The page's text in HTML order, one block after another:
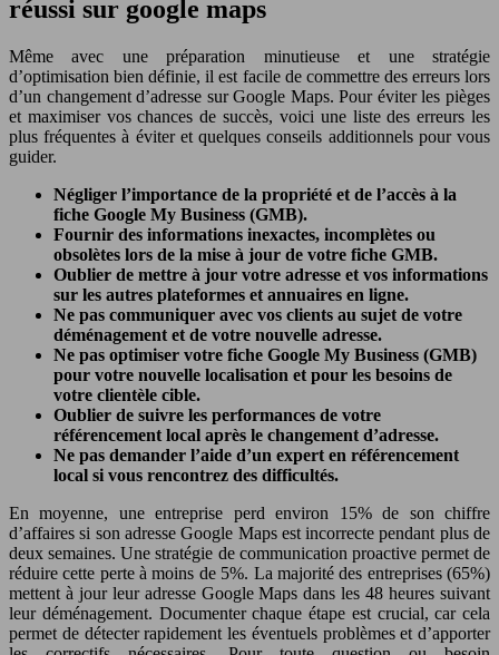
réussi sur google maps
Même avec une préparation minutieuse et une stratégie
d’optimisation bien définie, il est facile de commettre des erreurs lors
d’un changement d’adresse sur Google Maps. Pour éviter les pièges
et maximiser vos chances de succès, voici une liste des erreurs les
plus fréquentes à éviter et quelques conseils additionnels pour vous
guider.
Négliger l’importance de la propriété et de l’accès à la
fiche Google My Business (GMB).
Fournir des informations inexactes, incomplètes ou
obsolètes lors de la mise à jour de votre fiche GMB.
Oublier de mettre à jour votre adresse et vos informations
sur les autres plateformes et annuaires en ligne.
Ne pas communiquer avec vos clients au sujet de votre
déménagement et de votre nouvelle adresse.
Ne pas optimiser votre fiche Google My Business (GMB)
pour votre nouvelle localisation et pour les besoins de
votre clientèle cible.
Oublier de suivre les performances de votre
référencement local après le changement d’adresse.
Ne pas demander l’aide d’un expert en référencement
local si vous rencontrez des difficultés.
En moyenne, une entreprise perd environ 15% de son chiffre
d’affaires si son adresse Google Maps est incorrecte pendant plus de
deux semaines. Une stratégie de communication proactive permet de
réduire cette perte à moins de 5%. La majorité des entreprises (65%)
mettent à jour leur adresse Google Maps dans les 48 heures suivant
leur déménagement. Documenter chaque étape est crucial, car cela
permet de détecter rapidement les éventuels problèmes et d’apporter